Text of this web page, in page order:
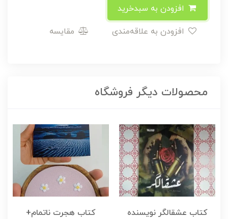
مقایسه
محصولات دیگر فروشگاه
کتاب عشقالگر نویسنده
کتاب هجرت ناتمام+